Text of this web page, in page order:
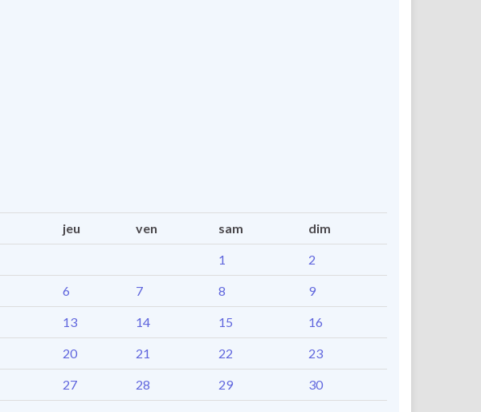
jeu ven sam dim
1 2
6 7 8 9
13 14 15 16
20 21 22 23
27 28 29 30